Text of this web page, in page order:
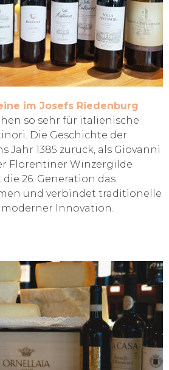
im Josefs Riedenburg
so sehr für italienische
Die Geschichte der
Jahr 1385 zurück, als Giovanni
Florentiner Winzergilde
26. Generation das
und verbindet traditionelle
Innovation.